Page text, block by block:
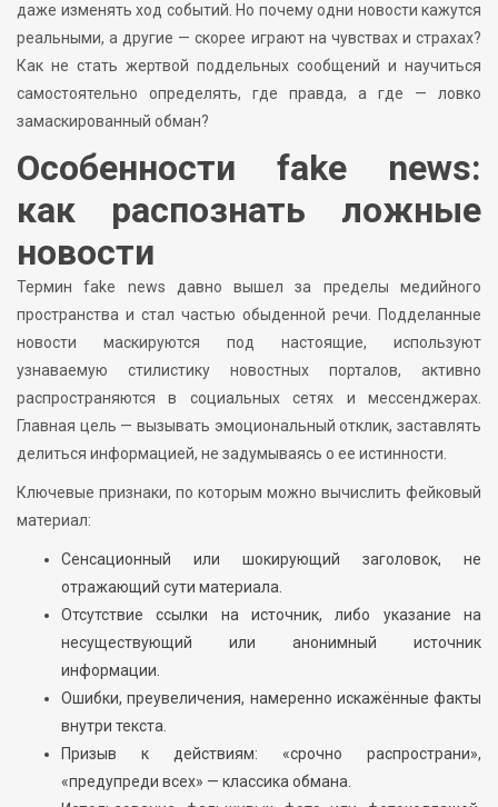
даже изменять ход событий. Но почему одни новости кажутся
реальными, а другие — скорее играют на чувствах и страхах?
Как не стать жертвой поддельных сообщений и научиться
самостоятельно определять, где правда, а где — ловко
замаскированный обман?
Особенности fake news:
как распознать ложные
новости
Термин fake news давно вышел за пределы медийного
пространства и стал частью обыденной речи. Подделанные
новости маскируются под настоящие, используют
узнаваемую стилистику новостных порталов, активно
распространяются в социальных сетях и мессенджерах.
Главная цель — вызывать эмоциональный отклик, заставлять
делиться информацией, не задумываясь о ее истинности.
Ключевые признаки, по которым можно вычислить фейковый
материал:
Сенсационный или шокирующий заголовок, не
отражающий сути материала.
Отсутствие ссылки на источник, либо указание на
несуществующий или анонимный источник
информации.
Ошибки, преувеличения, намеренно искажённые факты
внутри текста.
Призыв к действиям: «срочно распространи»,
«предупреди всех» — классика обмана.